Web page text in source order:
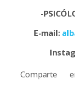
-
E-mail:
Comparte